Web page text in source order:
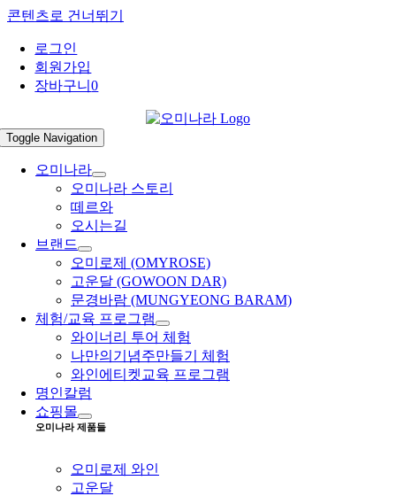
콘텐츠로 건너뛰기
로그인
회원가입
장바구니0
Toggle Navigation
오미나라
오미나라 스토리
떼르와
오시는길
브랜드
오미로제 (OMYROSE)
고운달 (GOWOON DAR)
문경바람 (MUNGYEONG BARAM)
체험/교육 프로그램
와이너리 투어 체험
나만의기념주만들기 체험
와인에티켓교육 프로그램
명인칼럼
쇼핑몰
오미나라 제품들
오미로제 와인
고운달